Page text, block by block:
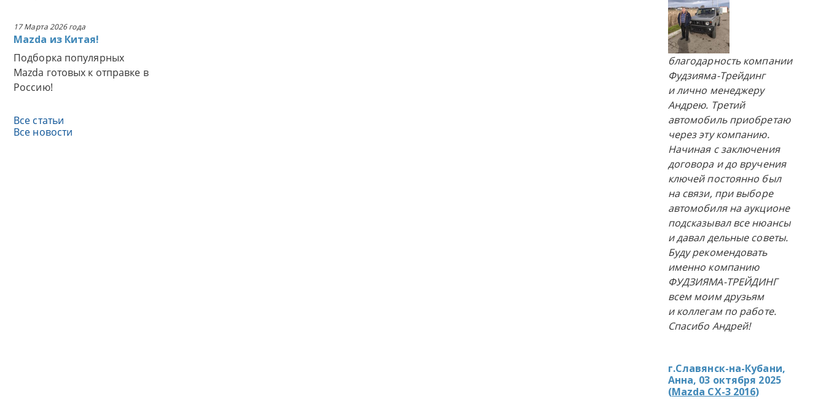
17 Марта 2026 года
Mazda из Китая!
Подборка популярных
Mazda готовых к отправке в
Россию!
Все статьи
Все новости
благодарность компании
Фудзияма-Трейдинг
и лично менеджеру
Андрею. Третий
автомобиль приобретаю
через эту компанию.
Начиная с заключения
договора и до вручения
ключей постоянно был
на связи, при выборе
автомобиля на аукционе
подсказывал все нюансы
и давал дельные советы.
Буду рекомендовать
именно компанию
ФУДЗИЯМА-ТРЕЙДИНГ
всем моим друзьям
и коллегам по работе.
Спасибо Андрей!
г.Славянск-на-Кубани,
Анна, 03 октября 2025
(Mazda CX-3 2016)